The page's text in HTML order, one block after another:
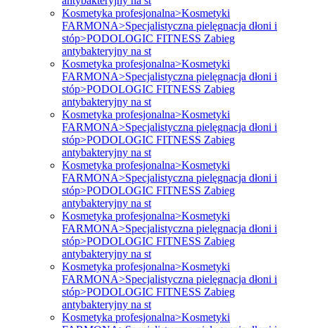
Kosmetyka profesjonalna>Kosmetyki
FARMONA>Specjalistyczna pielęgnacja dłoni i
stóp>PODOLOGIC FITNESS Zabieg
antybakteryjny na st
Kosmetyka profesjonalna>Kosmetyki
FARMONA>Specjalistyczna pielęgnacja dłoni i
stóp>PODOLOGIC FITNESS Zabieg
antybakteryjny na st
Kosmetyka profesjonalna>Kosmetyki
FARMONA>Specjalistyczna pielęgnacja dłoni i
stóp>PODOLOGIC FITNESS Zabieg
antybakteryjny na st
Kosmetyka profesjonalna>Kosmetyki
FARMONA>Specjalistyczna pielęgnacja dłoni i
stóp>PODOLOGIC FITNESS Zabieg
antybakteryjny na st
Kosmetyka profesjonalna>Kosmetyki
FARMONA>Specjalistyczna pielęgnacja dłoni i
stóp>PODOLOGIC FITNESS Zabieg
antybakteryjny na st
Kosmetyka profesjonalna>Kosmetyki
FARMONA>Specjalistyczna pielęgnacja dłoni i
stóp>PODOLOGIC FITNESS Zabieg
antybakteryjny na st
Kosmetyka profesjonalna>Kosmetyki